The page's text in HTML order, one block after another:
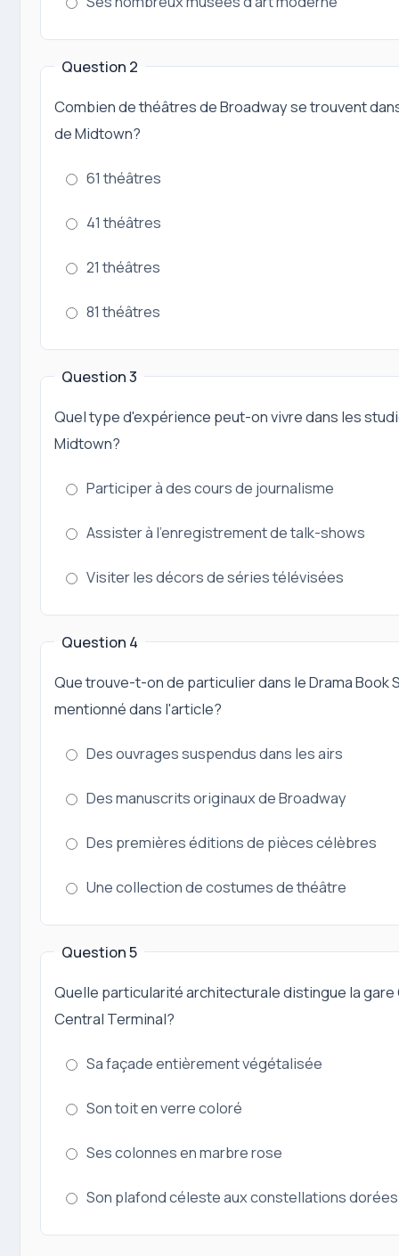
Question 2
Combien de théâtres de Broadway se trouvent
de Midtown?
61 théâtres
41 théâtres
21 théâtres
81 théâtres
Question 3
Quel type d'expérience peut-on vivre dans les
Midtown?
Participer à des cours de journalisme
Assister à l'enregistrement de talk-shows
Visiter les décors de séries télévisées
Question 4
Que trouve-t-on de particulier dans le Drama Book
mentionné dans l'article?
Des ouvrages suspendus dans les airs
Des manuscrits originaux de Broadway
Des premières éditions de pièces célèbres
Une collection de costumes de théâtre
Question 5
Quelle particularité architecturale distingue la gare
Central Terminal?
Sa façade entièrement végétalisée
Son toit en verre coloré
Ses colonnes en marbre rose
Son plafond céleste aux constellations dorées